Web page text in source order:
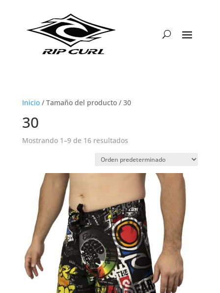
Inicio/ Tamaño del producto / 30
30
Mostrando 1–9 de 16 resultados